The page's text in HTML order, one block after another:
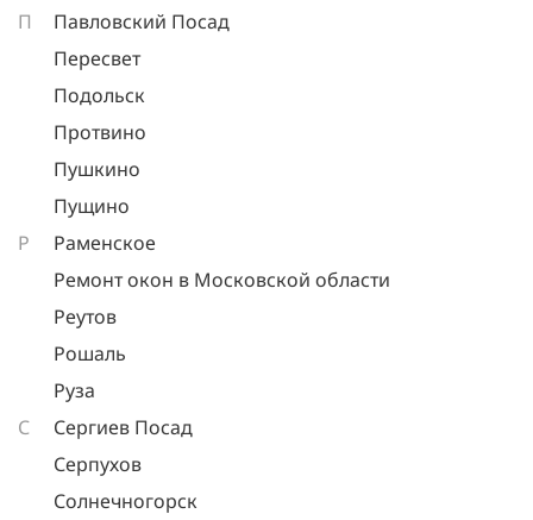
П
Павловский Посад
Пересвет
Подольск
Протвино
Пушкино
Пущино
Р
Раменское
Ремонт окон в Московской области
Реутов
Рошаль
Руза
С
Сергиев Посад
Серпухов
Солнечногорск